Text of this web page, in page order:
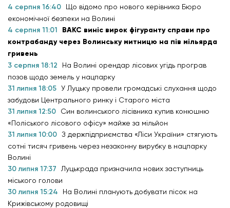
4 серпня 16:40
Що відомо про нового керівника Бюро
економічної безпеки на Волині
4 серпня 11:01
ВАКС виніс вирок фігуранту справи про
контрабанду через Волинську митницю на пів мільярда
гривень
3 серпня 18:12
На Волині орендар лісових угідь програв
позов щодо земель у нацпарку
31 липня 18:05 У Луцьку провели громадські слухання щодо
забудови Центрального ринку і Старого міста
31 липня 12:50
Син волинського лісівника купив конюшню
«Поліського лісового офісу» майже за мільйон
31 липня 10:00 З держпідприємства «Ліси України» стягують
сотні тисяч гривень через незаконну вирубку в нацпарку
Волині
30 липня 17:37
Луцькрада призначила нових заступниць
міського голови
30 липня 15:24
На Волині планують добувати пісок на
Крижівському родовищі